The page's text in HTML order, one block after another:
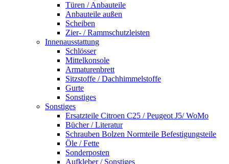
Türen / Anbauteile
Anbauteile außen
Scheiben
Zier- / Rammschutzleisten
Innenausstattung
Schlösser
Mittelkonsole
Armaturenbrett
Sitzstoffe / Dachhimmelstoffe
Gurte
Sonstiges
Sonstiges
Ersatzteile Citroen C25 / Peugeot J5/ WoMo
Bücher / Literatur
Schrauben Bolzen Normteile Befestigungsteile
Öle / Fette
Sonderposten
Aufkleber / Sonstiges